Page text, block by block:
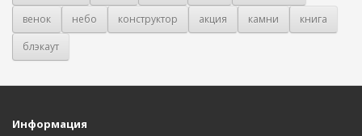
венок
небо конструктор акция камни
книга
блэкаут
Информация